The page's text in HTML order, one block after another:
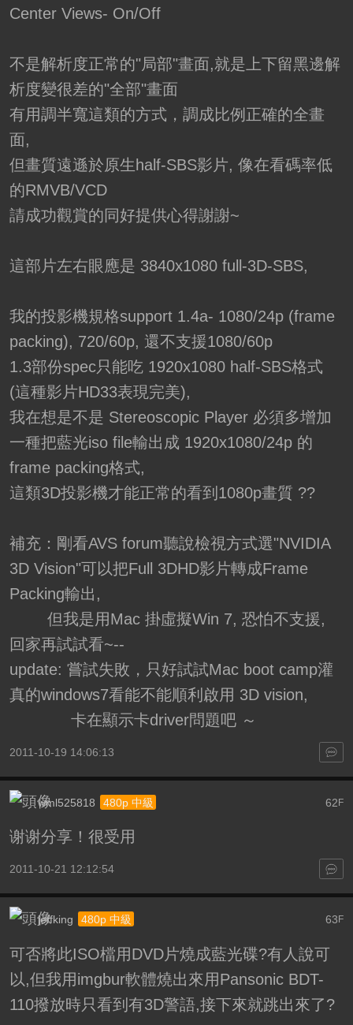
Center Views- On/Off
不是解析度正常的"局部"畫面,就是上下留黑邊解
析度變很差的"全部"畫面
有用調半寬這類的方式，調成比例正確的全畫
面,
但畫質遠遜於原生half-SBS影片, 像在看碼率低
的RMVB/VCD
請成功觀賞的同好提供心得謝謝~
這部片左右眼應是 3840x1080 full-3D-SBS,
我的投影機規格support 1.4a- 1080/24p (frame
packing), 720/60p, 還不支援1080/60p
1.3部份spec只能吃 1920x1080 half-SBS格式
(這種影片HD33表現完美),
我在想是不是 Stereoscopic Player 必須多增加
一種把藍光iso file輸出成 1920x1080/24p 的
frame packing格式,
這類3D投影機才能正常的看到1080p畫質 ??
補充：剛看AVS forum聽說檢視方式選"NVIDIA
3D Vision"可以把Full 3DHD影片轉成Frame
Packing輸出,
但我是用Mac 掛虛擬Win 7, 恐怕不支援,
回家再試試看~--
update: 嘗試失敗，只好試試Mac boot camp灌
真的windows7看能不能順利啟用 3D vision,
卡在顯示卡driver問題吧 ～
2011-10-19 14:06:13
62F
wml525818 480p 中級
谢谢分享！很受用
2011-10-21 12:12:54
63F
jeffking 480p 中級
可否將此ISO檔用DVD片燒成藍光碟?有人說可
以,但我用imgbur軟體燒出來用Pansonic BDT-
110撥放時只看到有3D警語,接下來就跳出來了?